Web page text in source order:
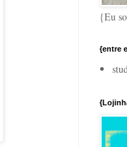
{Eu
{entre